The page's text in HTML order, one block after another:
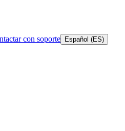
con soporte Español (ES)